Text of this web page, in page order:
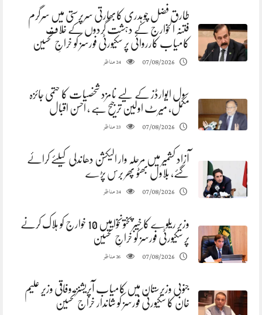
طارق فضل چوہدری کابھارتی سرپرستی میں سرگرم
فتنہ الخوارج کے دہشت گردوں کے خلاف
کامیاب کارروائی پر سکیورٹی فورسز کو خراجِ تحسین
07/08/2026
24مناظر
سول ایوارڈز کے لیے نامزد شخصیات کا حتمی جائزہ
مکمل، میرٹ اولین ترجیح ہے ، احسن اقبال
07/08/2026
23مناظر
آزاد کشمیر میں مرحلہ وار الیکشن دھاندلی کیلئے کرائے
گئے، بلاول بھٹو پھر برس پڑے
07/08/2026
24مناظر
وزیر ریلوے کا خیبرپختونخوا میں 10 خوارج کو ہلاک کرنے
پر سکیورٹی فورسز کو خراجِ تحسین
07/08/2026
26مناظر
جنوبی وزیرستان میں کامیاب آپریشنز، وفاقی وزیر علیم
خان کا سکیورٹی فورسز کو شاندار خراج تحسین